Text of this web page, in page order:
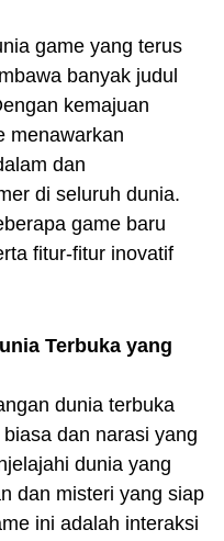
game yang terus
banyak judul
kemajuan
menawarkan
dan
di seluruh dunia.
game baru
fitur-fitur inovatif
Terbuka yang
dunia terbuka
dan narasi yang
dunia yang
dan misteri yang siap
ini adalah interaksi